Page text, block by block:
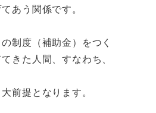
あう関係です。
制度（補助金）をつく
きた人間、すなわち、
前提となります。